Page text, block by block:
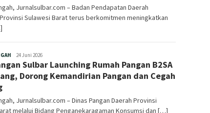
Jurnalsulbar.com – Badan Pendapatan Daerah
Sulawesi Barat terus berkomitmen meningkatkan
Redaksi
24 Juni 2026
Sulbar Launching Rumah Pangan B2SA
Dorong Kemandirian Pangan dan Cegah
Jurnalsulbar.com – Dinas Pangan Daerah Provinsi
melalui Bidang Penganekaragaman Konsumsi dan […]